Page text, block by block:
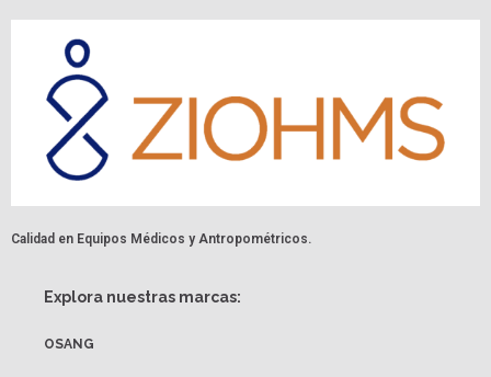
Calidad en Equipos Médicos y Antropométricos.
Explora nuestras marcas:
OSANG